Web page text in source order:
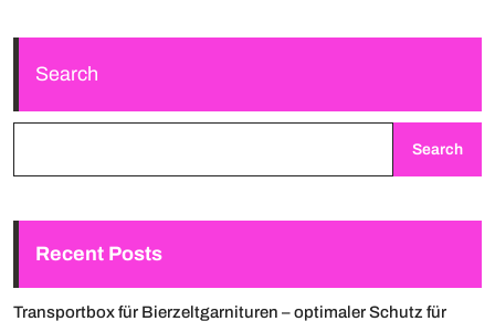
Search
Search
Recent Posts
Transportbox für Bierzeltgarnituren – optimaler Schutz für